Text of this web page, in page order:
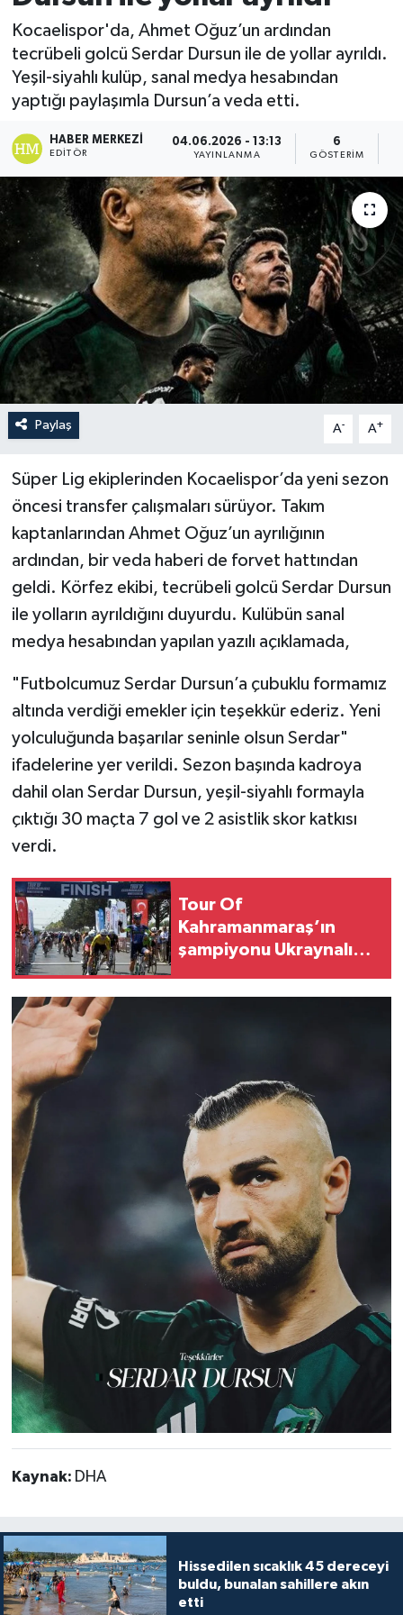
Kocaelispor'da, Ahmet Oğuz’un ardından
tecrübeli golcü Serdar Dursun ile de yollar ayrıldı.
Yeşil-siyahlı kulüp, sanal medya hesabından
yaptığı paylaşımla Dursun’a veda etti.
HABER MERKEZI
EDITÖR
04.06.2026 - 13:13
YAYINLANMA
6
GÖSTERIM
Paylaş A- A+
Süper Lig ekiplerinden Kocaelispor’da yeni sezon
öncesi transfer çalışmaları sürüyor. Takım
kaptanlarından Ahmet Oğuz’un ayrılığının
ardından, bir veda haberi de forvet hattından
geldi. Körfez ekibi, tecrübeli golcü Serdar Dursun
ile yolların ayrıldığını duyurdu. Kulübün sanal
medya hesabından yapılan yazılı açıklamada,
"Futbolcumuz Serdar Dursun’a çubuklu formamız
altında verdiği emekler için teşekkür ederiz. Yeni
yolculuğunda başarılar seninle olsun Serdar"
ifadelerine yer verildi. Sezon başında kadroya
dahil olan Serdar Dursun, yeşil-siyahlı formayla
çıktığı 30 maçta 7 gol ve 2 asistlik skor katkısı
verdi.
Tour Of
Kahramanmaraş’ın
şampiyonu Ukraynalı
Kaynak: DHA
Hissedilen sıcaklık 45 dereceyi
buldu, bunalan sahillere akın
etti